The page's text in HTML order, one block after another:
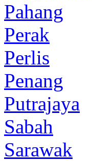
Pahang
Perak
Perlis
Penang
Putrajaya
Sabah
Sarawak